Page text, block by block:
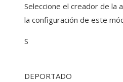
Seleccione el creador de la
la configuración de este
S
DEPORTADO